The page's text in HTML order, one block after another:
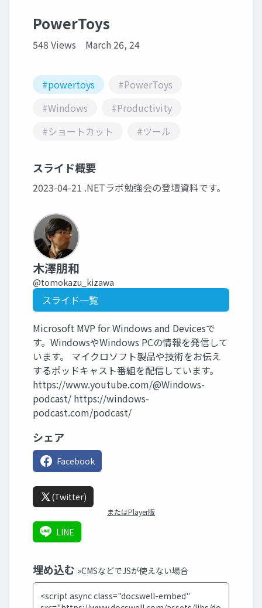
PowerToys
548 Views March 26, 24
#powertoys
#PowerToys
#Windows
#Productivity
#ショートカット
#ツール
スライド概要
2023-04-21 .NETラボ勉強会の登壇資料です。
木澤朋和
@tomokazu_kizawa
スライド一覧
Microsoft MVP for Windows and Devicesで
す。WindowsやWindows PCの情報を発信して
います。 マイクロソフト製品や技術をお伝え
するポッドキャスト番組を配信しています。
https://www.youtube.com/@Windows-
podcast/ https://windows-
podcast.com/podcast/
シェア
Facebook
(Twitter)
またはPlayer版
LINE
埋め込む »CMSなどでJSが使えない場合